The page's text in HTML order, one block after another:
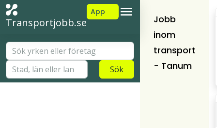
Transportjobb.se
App
Sök
Jobb
inom
transport
- Tanum